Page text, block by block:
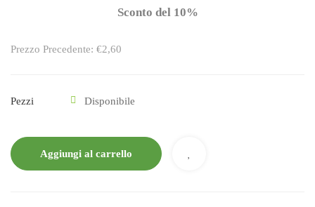
Sconto del 10%
Prezzo Precedente: €2,60
Pezzi Disponibile
Aggiungi al carrello